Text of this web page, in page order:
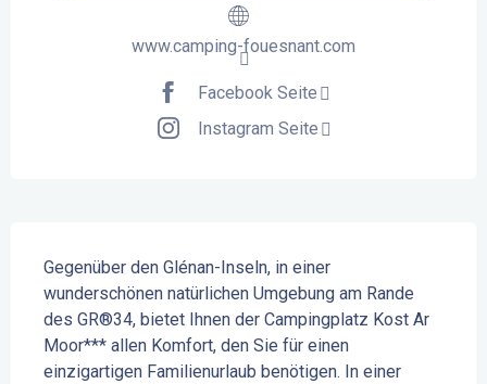
www.camping-fouesnant.com
Facebook Seite
Instagram Seite
Gegenüber den Glénan-Inseln, in einer
wunderschönen natürlichen Umgebung am Rande
des GR®34, bietet Ihnen der Campingplatz Kost Ar
Moor*** allen Komfort, den Sie für einen
einzigartigen Familienurlaub benötigen. In einer